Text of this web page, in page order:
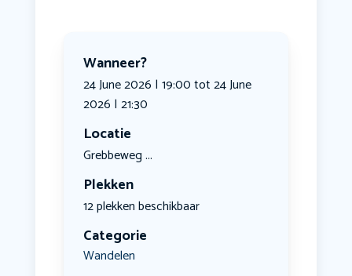
Wanneer?
24 June 2026 | 19:00 tot 24 June
2026 | 21:30
Locatie
Grebbeweg ...
Plekken
12 plekken beschikbaar
Categorie
Wandelen